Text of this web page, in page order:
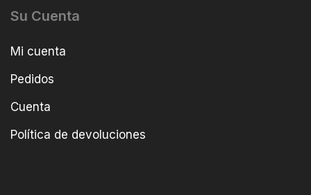
Su Cuenta
Mi cuenta
Pedidos
Cuenta
Política de devoluciones